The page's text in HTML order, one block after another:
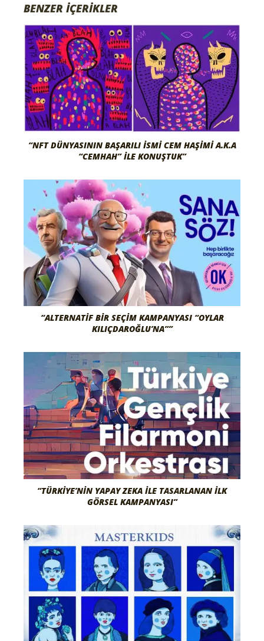
BENZER İÇERİKLER
“NFT DÜNYASININ BAŞARILI İSMI CEM HAŞIMI A.K.A
“CEMHAH” İLE KONUŞTUK”
“ALTERNATIF BIR SEÇIM KAMPANYASI “OYLAR
KILIÇDAROĞLU’NA””
“TÜRKIYE’NIN YAPAY ZEKA İLE TASARLANAN İLK
GÖRSEL KAMPANYASI”